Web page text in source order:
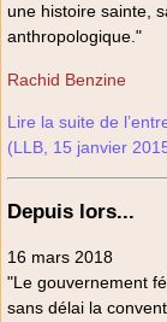
une histoire sainte,
anthropologique."
Rachid Benzine
Lire la suite de
(LLB, 15 janvier
Depuis lors...
16 mars 2018
"Le gouvernement
sans délai la